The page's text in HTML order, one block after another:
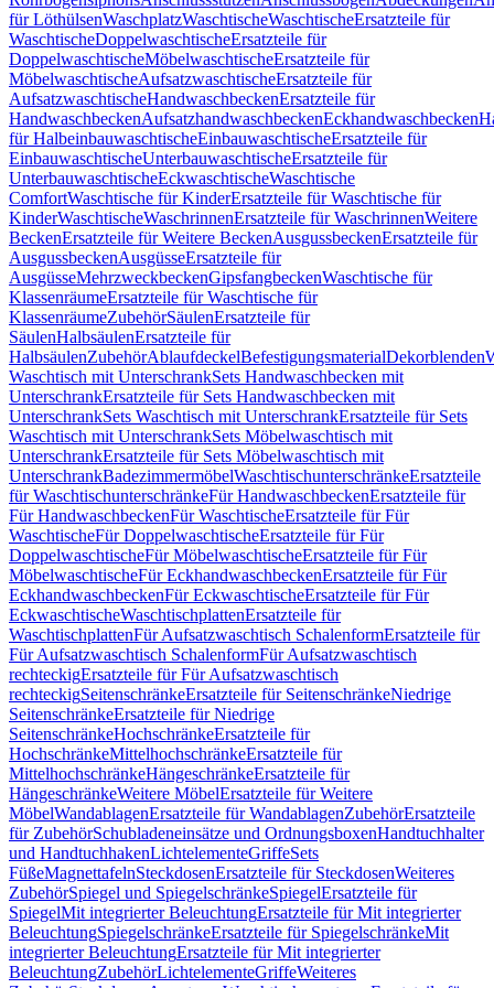
für LöthülsenWaschplatzWaschtischeWaschtischeErsatzteile für
WaschtischeDoppelwaschtischeErsatzteile für
DoppelwaschtischeMöbelwaschtischeErsatzteile für
MöbelwaschtischeAufsatzwaschtischeErsatzteile für
AufsatzwaschtischeHandwaschbeckenErsatzteile für
HandwaschbeckenAufsatzhandwaschbeckenEckhandwaschbecken
für HalbeinbauwaschtischeEinbauwaschtischeErsatzteile für
EinbauwaschtischeUnterbauwaschtischeErsatzteile für
UnterbauwaschtischeEckwaschtischeWaschtische
ComfortWaschtische für KinderErsatzteile für Waschtische für
KinderWaschtischeWaschrinnenErsatzteile für WaschrinnenWeitere
BeckenErsatzteile für Weitere BeckenAusgussbeckenErsatzteile für
AusgussbeckenAusgüsseErsatzteile für
AusgüsseMehrzweckbeckenGipsfangbeckenWaschtische für
KlassenräumeErsatzteile für Waschtische für
KlassenräumeZubehörSäulenErsatzteile für
SäulenHalbsäulenErsatzteile für
HalbsäulenZubehörAblaufdeckelBefestigungsmaterialDekorblenden
Waschtisch mit UnterschrankSets Handwaschbecken mit
UnterschrankErsatzteile für Sets Handwaschbecken mit
UnterschrankSets Waschtisch mit UnterschrankErsatzteile für Sets
Waschtisch mit UnterschrankSets Möbelwaschtisch mit
UnterschrankErsatzteile für Sets Möbelwaschtisch mit
UnterschrankBadezimmermöbelWaschtischunterschränkeErsatzteile
für WaschtischunterschränkeFür HandwaschbeckenErsatzteile für
Für HandwaschbeckenFür WaschtischeErsatzteile für Für
WaschtischeFür DoppelwaschtischeErsatzteile für Für
DoppelwaschtischeFür MöbelwaschtischeErsatzteile für Für
MöbelwaschtischeFür EckhandwaschbeckenErsatzteile für Für
EckhandwaschbeckenFür EckwaschtischeErsatzteile für Für
EckwaschtischeWaschtischplattenErsatzteile für
WaschtischplattenFür Aufsatzwaschtisch SchalenformErsatzteile für
Für Aufsatzwaschtisch SchalenformFür Aufsatzwaschtisch
rechteckigErsatzteile für Für Aufsatzwaschtisch
rechteckigSeitenschränkeErsatzteile für SeitenschränkeNiedrige
SeitenschränkeErsatzteile für Niedrige
SeitenschränkeHochschränkeErsatzteile für
HochschränkeMittelhochschränkeErsatzteile für
MittelhochschränkeHängeschränkeErsatzteile für
HängeschränkeWeitere MöbelErsatzteile für Weitere
MöbelWandablagenErsatzteile für WandablagenZubehörErsatzteile
für ZubehörSchubladeneinsätze und OrdnungsboxenHandtuchhalter
und HandtuchhakenLichtelementeGriffeSets
FüßeMagnettafelnSteckdosenErsatzteile für SteckdosenWeiteres
ZubehörSpiegel und SpiegelschränkeSpiegelErsatzteile für
SpiegelMit integrierter BeleuchtungErsatzteile für Mit integrierter
BeleuchtungSpiegelschränkeErsatzteile für SpiegelschränkeMit
integrierter BeleuchtungErsatzteile für Mit integrierter
BeleuchtungZubehörLichtelementeGriffeWeiteres